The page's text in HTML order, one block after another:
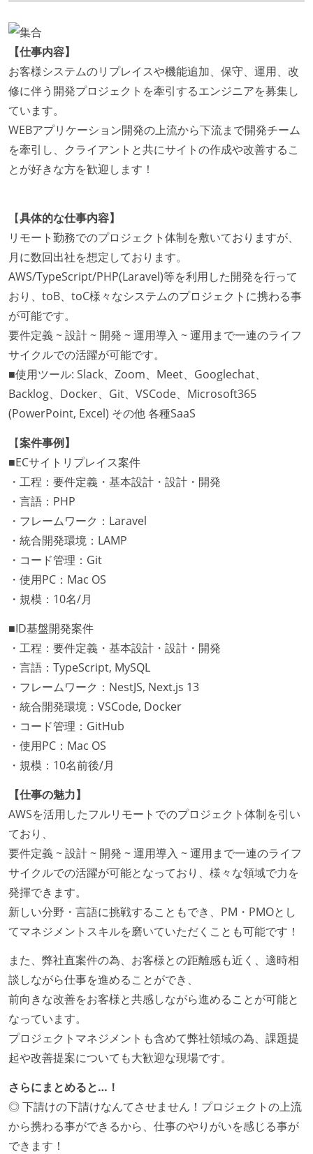
【仕事内容】
お客様システムのリプレイスや機能追加、保守、運用、改
修に伴う開発プロジェクトを牽引するエンジニアを募集し
ています。
WEBアプリケーション開発の上流から下流まで開発チーム
を牽引し、クライアントと共にサイトの作成や改善するこ
とが好きな方を歓迎します！
【具体的な仕事内容】
リモート勤務でのプロジェクト体制を敷いておりますが、
月に数回出社を想定しております。
AWS/TypeScript/PHP(Laravel)等を利用した開発を行って
おり、toB、toC様々なシステムのプロジェクトに携わる事
が可能です。
要件定義 ~ 設計 ~ 開発 ~ 運用導入 ~ 運用まで一連のライフ
サイクルでの活躍が可能です。
■使用ツール: Slack、Zoom、Meet、Googlechat、
Backlog、Docker、Git、VSCode、Microsoft365
(PowerPoint, Excel) その他 各種SaaS
【案件事例】
■ECサイトリプレイス案件
・工程：要件定義・基本設計・設計・開発
・言語：PHP
・フレームワーク：Laravel
・統合開発環境：LAMP
・コード管理：Git
・使用PC：Mac OS
・規模：10名/月
■ID基盤開発案件
・工程：要件定義・基本設計・設計・開発
・言語：TypeScript, MySQL
・フレームワーク：NestJS, Next.js 13
・統合開発環境：VSCode, Docker
・コード管理：GitHub
・使用PC：Mac OS
・規模：10名前後/月
【仕事の魅力】
AWSを活用したフルリモートでのプロジェクト体制を引い
ており、
要件定義 ~ 設計 ~ 開発 ~ 運用導入 ~ 運用まで一連のライフ
サイクルでの活躍が可能となっており、様々な領域で力を
発揮できます。
新しい分野・言語に挑戦することもでき、PM・PMOとし
てマネジメントスキルを磨いていただくことも可能です！
また、弊社直案件の為、お客様との距離感も近く、適時相
談しながら仕事を進めることができ、
前向きな改善をお客様と共感しながら進めることが可能と
なっています。
プロジェクトマネジメントも含めて弊社領域の為、課題提
起や改善提案についても大歓迎な現場です。
さらにまとめると…！
◎ 下請けの下請けなんてさせません！プロジェクトの上流
から携わる事ができるから、仕事のやりがいを感じる事が
できます！